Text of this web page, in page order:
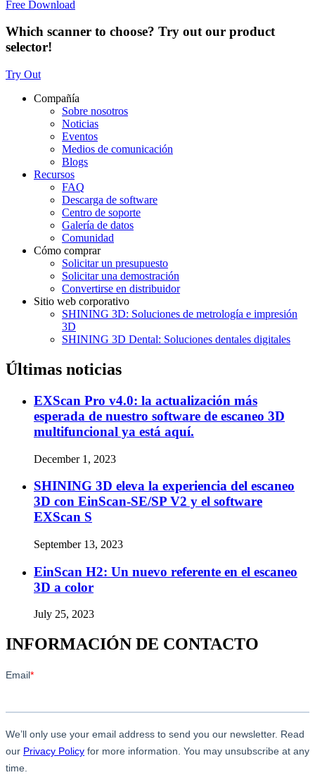
Free Download
Which scanner to choose? Try out our product
selector!
Try Out
Compañía
Sobre nosotros
Noticias
Eventos
Medios de comunicación
Blogs
Recursos
FAQ
Descarga de software
Centro de soporte
Galería de datos
Comunidad
Cómo comprar
Solicitar un presupuesto
Solicitar una demostración
Convertirse en distribuidor
Sitio web corporativo
SHINING 3D: Soluciones de metrología e impresión
3D
SHINING 3D Dental: Soluciones dentales digitales
Últimas noticias
EXScan Pro v4.0: la actualización más
esperada de nuestro software de escaneo 3D
multifuncional ya está aquí.
December 1, 2023
SHINING 3D eleva la experiencia del escaneo
3D con EinScan-SE/SP V2 y el software
EXScan S
September 13, 2023
EinScan H2: Un nuevo referente en el escaneo
3D a color
July 25, 2023
INFORMACIÓN DE CONTACTO